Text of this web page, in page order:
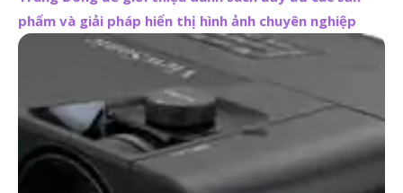
phẩm và giải pháp hiển thị hình ảnh chuyên nghiệp